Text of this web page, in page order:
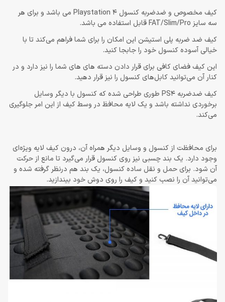
کیف مخصوص و ضدضربه کنسول Playstation 4 می باشد و برای هر
سه سایز FAT/Slim/Pro قابل استفاده می باشد.
کیف ضد ضربه پلی استیشن این امکان را برای شما فراهم می‌کند تا با
خیالی آسوده کنسول خود را جابجا کنید.
این کیف فضای کافی برای قرار دادن دسته های های شما را نیز دارد و در
کنار آن می‌توانید کابل‌های کنسول را نیز قرار دهید.
کیف ضدضربه PS4‌ طوری طراحی شده که کنسول با دیگر وسایل
برخوردی نداشته باشد و یک لایه محافظ در وسط کیف از این امر جلوگیری
می‌کند.
برای محافظت از کنسول و وسایل دیگر همراه آن، درون کیف لایه ویژه‌ای
وجود دارد. یک بند چسبی نیز روی کنسول قرار می‌گیرد تا مانع از حرکت
آن شود. برای حمل و نقل ساده کنسول، یک بند هم درنظر گرفته شده و
می‌توانید آن را نصب کنید و کیف را روی دوش خود بیندازید.